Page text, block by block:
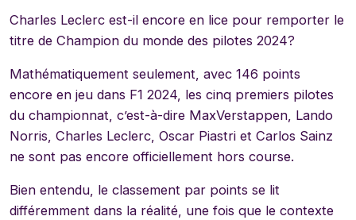
Charles Leclerc est-il encore en lice pour remporter le
titre de Champion du monde des pilotes 2024?
Mathématiquement seulement, avec 146 points
encore en jeu dans F1 2024, les cinq premiers pilotes
du championnat, c’est-à-dire MaxVerstappen, Lando
Norris, Charles Leclerc, Oscar Piastri et Carlos Sainz
ne sont pas encore officiellement hors course.
Bien entendu, le classement par points se lit
différemment dans la réalité, une fois que le contexte